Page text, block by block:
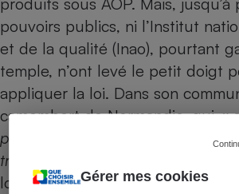
Gérer mes cookies
pouvoirs publics, ni l’Institut
et de la qualité (Inao), pourtant
temple, n’ont levé le petit doigt
appliquer la loi. Dans son
camembert de Normandie, qui«
poursuite des discussions incluant
trouver une solution »,
n’évoque
loi que comme un pis-aller de